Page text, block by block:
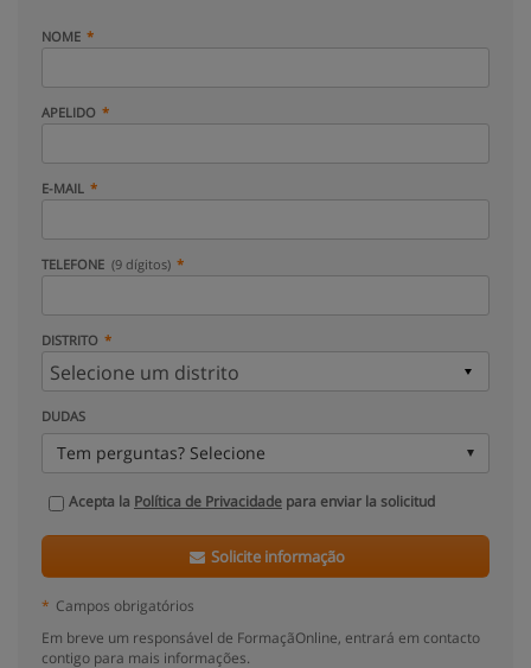
NOME
APELIDO
E-MAIL
TELEFONE (9 dígitos)
DISTRITO
DUDAS
Tem perguntas? Selecione
Acepta la Política de Privacidade para enviar la solicitud
Solicite informação
* Campos obrigatórios
Em breve um responsável de FormaçãOnline, entrará em contacto
contigo para mais informações.